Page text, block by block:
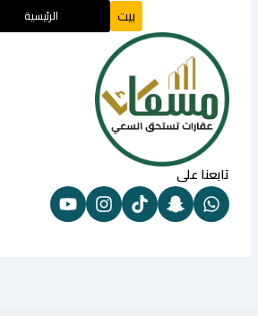
بيت الرئيسية
تابعنا على